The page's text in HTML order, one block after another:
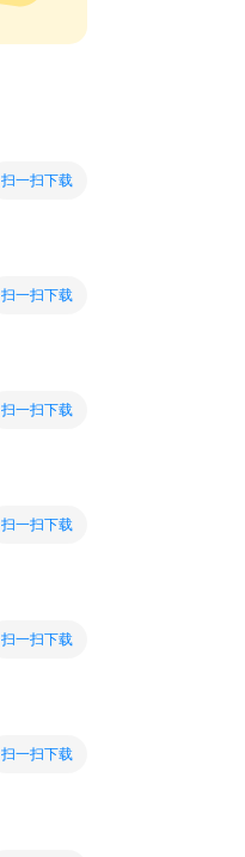
扫一扫下载
扫一扫下载
扫一扫下载
扫一扫下载
扫一扫下载
扫一扫下载